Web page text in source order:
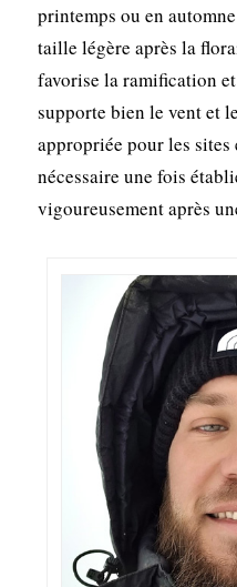
printemps ou en
taille légère après la
favorise la ramification
supporte bien le vent et
appropriée pour les sites
nécessaire une fois
vigoureusement après